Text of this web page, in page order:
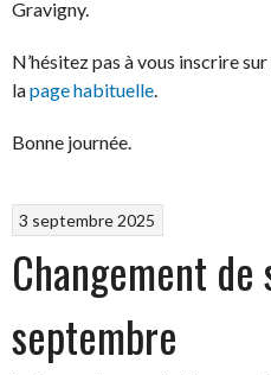
Gravigny.
N’hésitez pas à vous inscrire
lapage habituelle.
Bonne journée.
3 septembre 2025
Changement
septembre